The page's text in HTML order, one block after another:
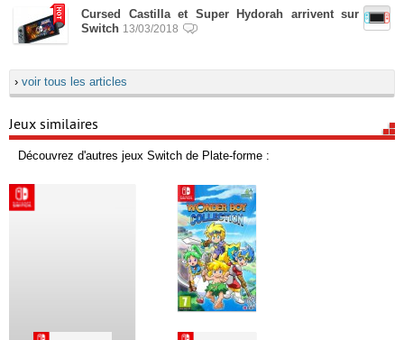
Cursed Castilla et Super Hydorah arrivent sur
Switch 13/03/2018
› voir tous les articles
Jeux similaires
Découvrez d'autres jeux Switch de Plate-forme :